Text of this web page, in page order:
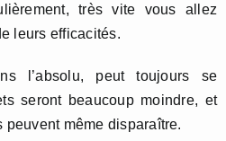
très vite vous allez
leurs efficacités.
l’absolu, peut toujours se
seront beaucoup moindre, et
même disparaître.